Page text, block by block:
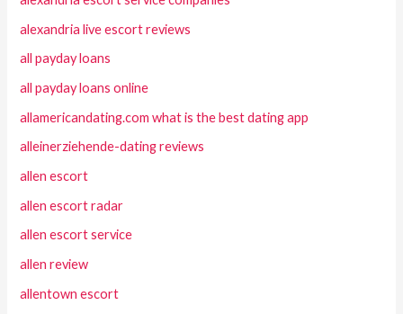
alexandria live escort reviews
all payday loans
all payday loans online
allamericandating.com what is the best dating app
alleinerziehende-dating reviews
allen escort
allen escort radar
allen escort service
allen review
allentown escort